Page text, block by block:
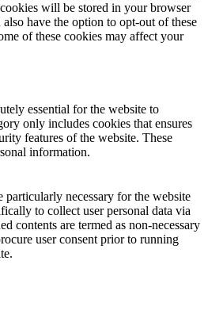
will be stored in your browser
have the option to opt-out of these
of these cookies may affect your
essential for the website to
only includes cookies that ensures
features of the website. These
information.
necessary for the website
to collect user personal data via
contents are termed as non-necessary
user consent prior to running